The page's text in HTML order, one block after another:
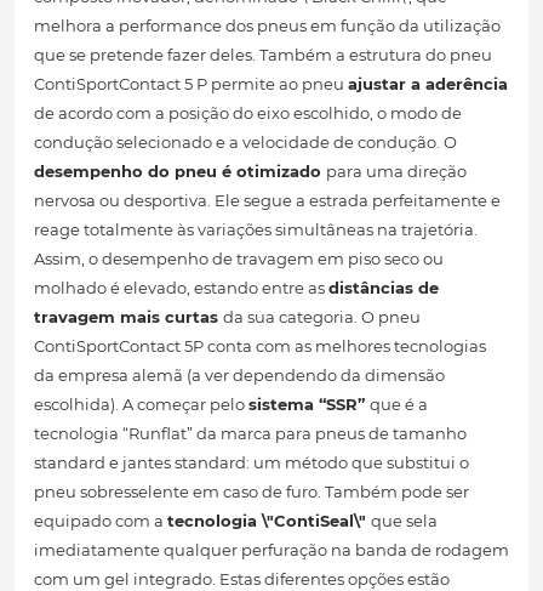
melhora a performance dos pneus em função da utilização
que se pretende fazer deles. Também a estrutura do pneu
ContiSportContact 5 P permite ao pneu ajustar a aderência
de acordo com a posição do eixo escolhido, o modo de
condução selecionado e a velocidade de condução. O
desempenho do pneu é otimizado para uma direção
nervosa ou desportiva. Ele segue a estrada perfeitamente e
reage totalmente às variações simultâneas na trajetória.
Assim, o desempenho de travagem em piso seco ou
molhado é elevado, estando entre asdistâncias de
travagem mais curtas da sua categoria. O pneu
ContiSportContact 5P conta com as melhores tecnologias
da empresa alemã (a ver dependendo da dimensão
escolhida). A começar pelosistema “SSR” que é a
tecnologia “Runflat” da marca para pneus de tamanho
standard e jantes standard: um método que substitui o
pneu sobresselente em caso de furo. Também pode ser
equipado com a tecnologia \"ContiSeal\" que sela
imediatamente qualquer perfuração na banda de rodagem
com um gel integrado. Estas diferentes opções estão